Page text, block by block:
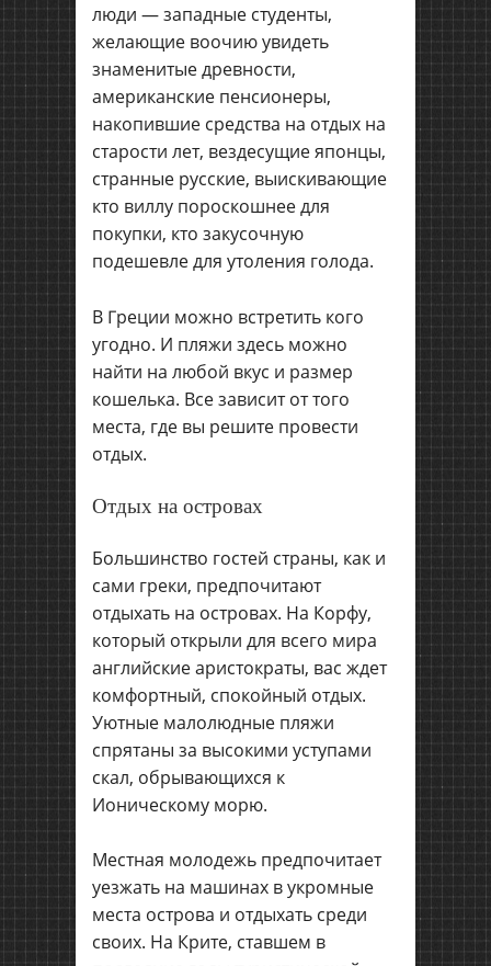
люди — западные студенты,
желающие воочию увидеть
знаменитые древности,
американские пенсионеры,
накопившие средства на отдых на
старости лет, вездесущие японцы,
странные русские, выискивающие
кто виллу пороскошнее для
покупки, кто закусочную
подешевле для утоления голода.
В Греции можно встретить кого
угодно. И пляжи здесь можно
найти на любой вкус и размер
кошелька. Все зависит от того
места, где вы решите провести
отдых.
Отдых на островах
Большинство гостей страны, как и
сами греки, предпочитают
отдыхать на островах. На Корфу,
который открыли для всего мира
английские аристократы, вас ждет
комфортный, спокойный отдых.
Уютные малолюдные пляжи
спрятаны за высокими уступами
скал, обрывающихся к
Ионическому морю.
Местная молодежь предпочитает
уезжать на машинах в укромные
места острова и отдыхать среди
своих. На Крите, ставшем в